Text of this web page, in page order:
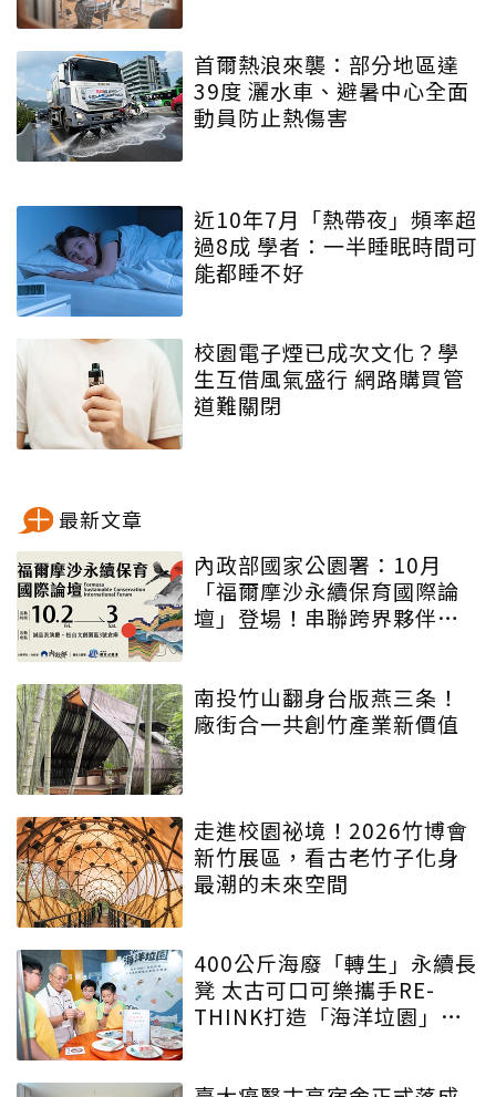
首爾熱浪來襲：部分地區達
39度 灑水車、避暑中心全面
動員防止熱傷害
近10年7月「熱帶夜」頻率超
過8成 學者：一半睡眠時間可
能都睡不好
校園電子煙已成次文化？學
生互借風氣盛行 網路購買管
道難關閉
最新文章
內政部國家公園署：10月
「福爾摩沙永續保育國際論
壇」登場！串聯跨界夥伴與
南投竹山翻身台版燕三条！
廠街合一共創竹產業新價值
走進校園祕境！2026竹博會
新竹展區，看古老竹子化身
最潮的未來空間
400公斤海廢「轉生」永續長
凳 太古可口可樂攜手RE-
THINK打造「海洋垃園」特